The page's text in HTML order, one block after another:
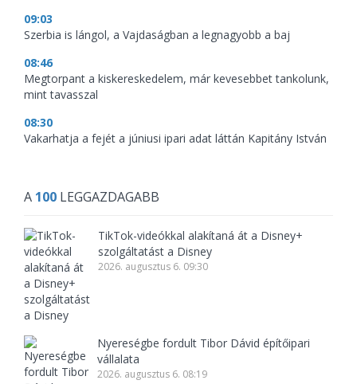
09:03
Szerbia is lángol, a Vajdaságban a legnagyobb a baj
08:46
Megtorpant a kiskereskedelem, már kevesebbet tankolunk,
mint tavasszal
08:30
Vakarhatja a fejét a júniusi ipari adat láttán Kapitány István
A 100 LEGGAZDAGABB
TikTok-videókkal alakítaná át a Disney+
szolgáltatást a Disney
2026. augusztus 6. 09:30
Nyereségbe fordult Tibor Dávid építőipari
vállalata
2026. augusztus 6. 08:19